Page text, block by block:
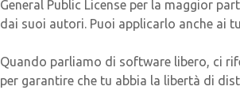
General Public License per la maggior
dai suoi autori. Puoi applicarlo anche ai
Quando parliamo di software libero, ci
per garantire che tu abbia la libertà di